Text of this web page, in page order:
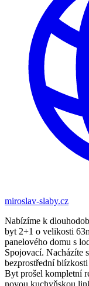
miroslav-slaby.cz
Nabízíme k
byt 2+1 o velikosti
panelového domu s
Spojovací. Nacházíte
bezprostřední
Byt prošel kompletní
novou kuchyňskou